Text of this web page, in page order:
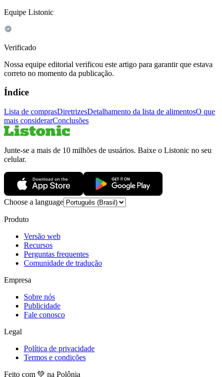
Equipe Listonic
Verificado
Nossa equipe editorial verificou este artigo para garantir que estava
correto no momento da publicação.
Índice
Lista de comprasDiretrizesDetalhamento da lista de alimentosO que
mais considerarConclusões
Junte-se a mais de 10 milhões de usuários. Baixe o Listonic no seu
celular.
Choose a language
Produto
Versão web
Recursos
Perguntas frequentes
Comunidade de tradução
Empresa
Sobre nós
Publicidade
Fale conosco
Legal
Política de privacidade
Termos e condições
Feito com 💚 na Polônia